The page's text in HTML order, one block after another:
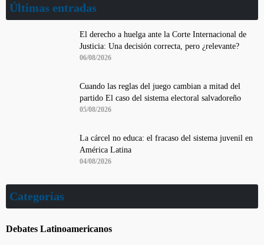
Últimas entradas
El derecho a huelga ante la Corte Internacional de
Justicia: Una decisión correcta, pero ¿relevante?
06/08/2026
Cuando las reglas del juego cambian a mitad del
partido El caso del sistema electoral salvadoreño
05/08/2026
La cárcel no educa: el fracaso del sistema juvenil en
América Latina
04/08/2026
Categorías
Debates Latinoamericanos